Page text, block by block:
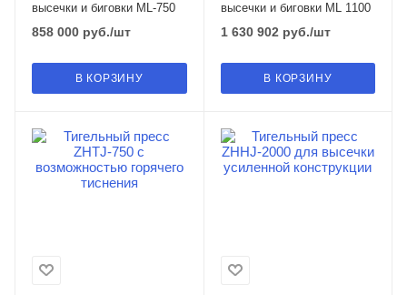
высечки и биговки ML-750
858 000 руб./шт
В КОРЗИНУ
высечки и биговки ML 1100
1 630 902 руб./шт
В КОРЗИНУ